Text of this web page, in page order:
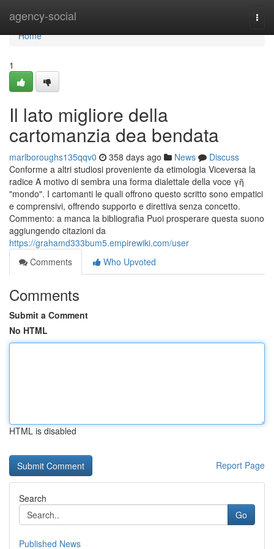
agency-social
Home
Home
1
Il lato migliore della
cartomanzia dea bendata
marlboroughs135qqv0 358 days ago News
Discuss
Conforme a altri studiosi proveniente da etimologia Viceversa la
radice A motivo di sembra una forma dialettale della voce γῆ
"mondo". I cartomanti le quali offrono questo scritto sono empatici
e comprensivi, offrendo supporto e direttiva senza concetto.
Commento: a manca la bibliografia Puoi prosperare questa suono
aggiungendo citazioni da
https://grahamd333bum5.empirewiki.com/user
Comments
Who Upvoted
Comments
Submit a Comment
No HTML
HTML is disabled
Report Page
Search
Go
Published News